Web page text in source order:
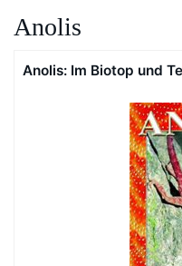
Anolis
Anolis: Im Biotop und